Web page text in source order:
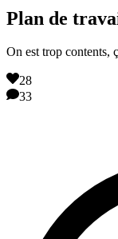
Plan de
On est trop contents,
28
33